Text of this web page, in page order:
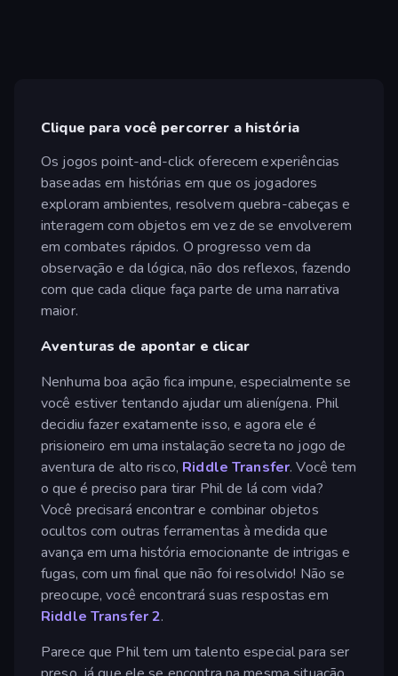
Clique para você percorrer a história
Os jogos point-and-click oferecem experiências
baseadas em histórias em que os jogadores
exploram ambientes, resolvem quebra-cabeças e
interagem com objetos em vez de se envolverem
em combates rápidos. O progresso vem da
observação e da lógica, não dos reflexos, fazendo
com que cada clique faça parte de uma narrativa
maior.
Aventuras de apontar e clicar
Nenhuma boa ação fica impune, especialmente se
você estiver tentando ajudar um alienígena. Phil
decidiu fazer exatamente isso, e agora ele é
prisioneiro em uma instalação secreta no jogo de
aventura de alto risco, Riddle Transfer. Você tem
o que é preciso para tirar Phil de lá com vida?
Você precisará encontrar e combinar objetos
ocultos com outras ferramentas à medida que
avança em uma história emocionante de intrigas e
fugas, com um final que não foi resolvido! Não se
preocupe, você encontrará suas respostas em
Riddle Transfer 2.
Parece que Phil tem um talento especial para ser